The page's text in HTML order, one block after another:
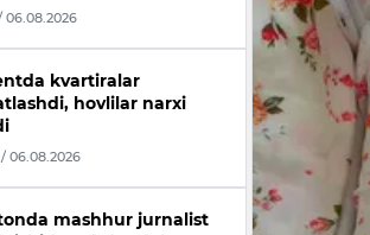
06.08.2026
kvartiralar
hovlilar narxi
/ 06.08.2026
mashhur jurnalist